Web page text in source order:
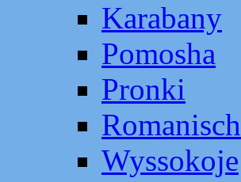
Karabany
Pomosha
Pronki
Wyssokoje